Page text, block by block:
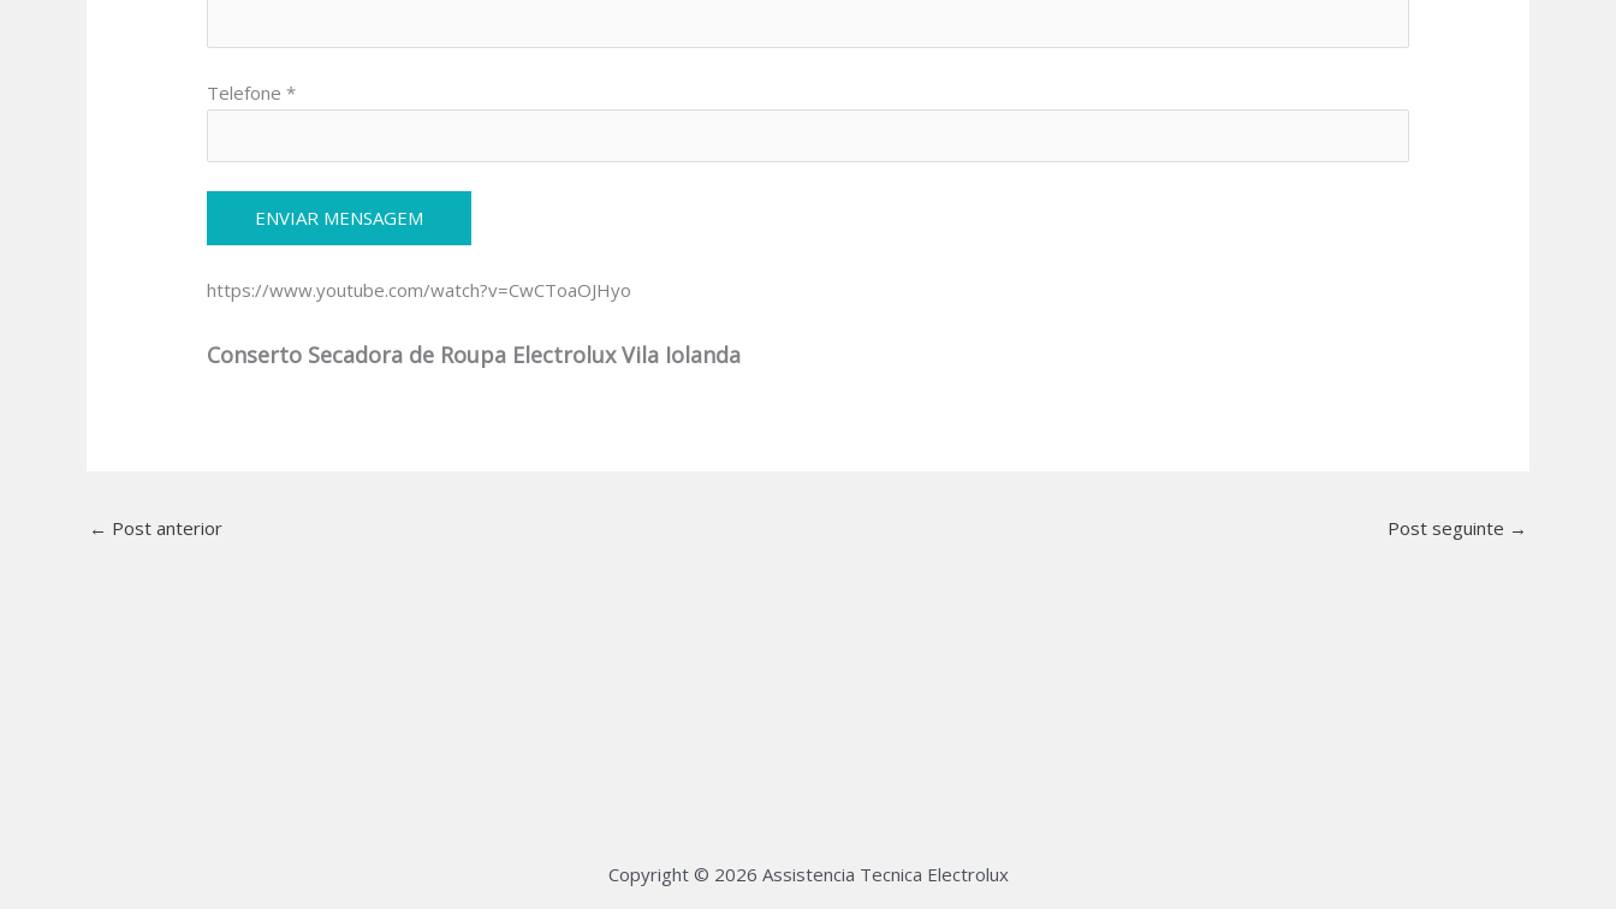
Telefone *
https://www.youtube.com/watch?v=CwCToaOJHyo
Conserto Secadora de Roupa Electrolux Vila Iolanda
← Post anterior Post seguinte →
Copyright © 2026 Assistencia Tecnica Electrolux